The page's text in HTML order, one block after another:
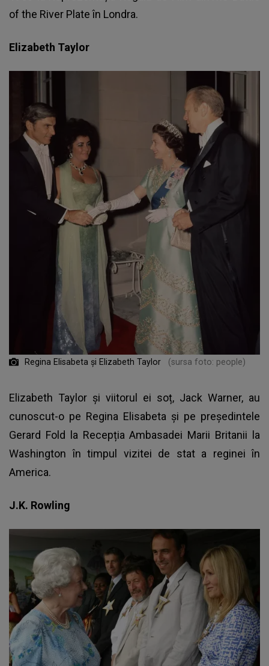
of the River Plate în Londra.
Elizabeth Taylor
Regina Elisabeta și Elizabeth Taylor (sursa foto: people)
Elizabeth Taylor și viitorul ei soț, Jack Warner, au
cunoscut-o pe Regina Elisabeta și pe președintele
Gerard Fold la Recepția Ambasadei Marii Britanii la
Washington în timpul vizitei de stat a reginei în
America.
J.K. Rowling